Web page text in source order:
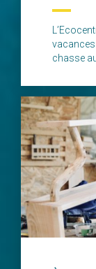
vacances
chasse